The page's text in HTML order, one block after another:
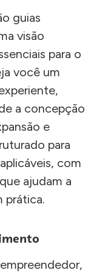
guias
visão
para o
você um
a concepção
e
para
com
ajudam a
prática.